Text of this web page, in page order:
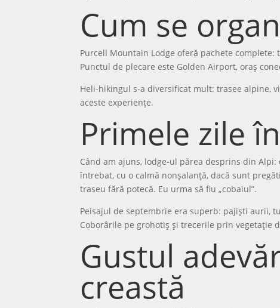
Cum se
Purcell Mountain Lodge oferă pachete
Punctul de plecare este Golden Airport, oraș
Heli-hikingul s-a diversificat mult: trasee alpine,
aceste experiențe.
Primele zile
Când am ajuns, lodge-ul părea desprins din
întrebat, cu o calmă nonșalanță, dacă sunt
traseu fără potecă. Eu urma să fiu „cobaiul”.
Peisajul de septembrie era superb: pajiști aurii,
Coborârile pe grohotiș și trecerile prin
Gustul
creastă